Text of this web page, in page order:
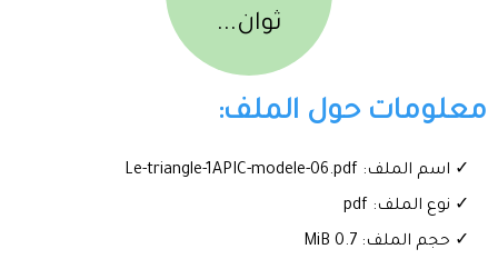
ثوان...
معلومات حول الملف:
✓ اسم الملف: Le-triangle-1APIC-modele-06.pdf
✓ نوع الملف: pdf
✓ حجم الملف: 0.7 MiB